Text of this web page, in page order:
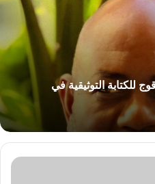
للكتابة التوثيقية في